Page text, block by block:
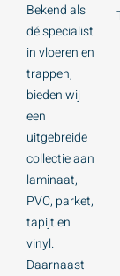
Bekend als
dé specialist
in vloeren en
trappen,
bieden wij
een
uitgebreide
collectie aan
laminaat,
PVC, parket,
tapijt en
vinyl.
Daarnaast